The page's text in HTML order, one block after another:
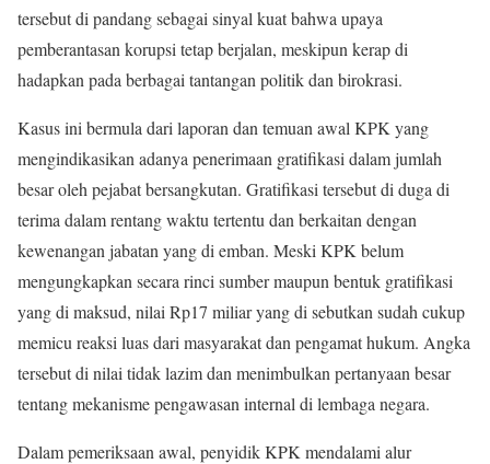
tersebut di pandang sebagai sinyal kuat bahwa upaya
pemberantasan korupsi tetap berjalan, meskipun kerap di
hadapkan pada berbagai tantangan politik dan birokrasi.
Kasus ini bermula dari laporan dan temuan awal KPK yang
mengindikasikan adanya penerimaan gratifikasi dalam jumlah
besar oleh pejabat bersangkutan. Gratifikasi tersebut di duga di
terima dalam rentang waktu tertentu dan berkaitan dengan
kewenangan jabatan yang di emban. Meski KPK belum
mengungkapkan secara rinci sumber maupun bentuk gratifikasi
yang di maksud, nilai Rp17 miliar yang di sebutkan sudah cukup
memicu reaksi luas dari masyarakat dan pengamat hukum. Angka
tersebut di nilai tidak lazim dan menimbulkan pertanyaan besar
tentang mekanisme pengawasan internal di lembaga negara.
Dalam pemeriksaan awal, penyidik KPK mendalami alur